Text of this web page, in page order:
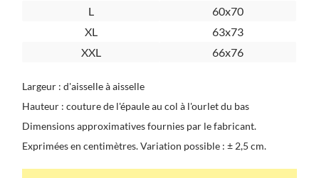
L
60x70
XL
63x73
XXL
66x76
Largeur : d'aisselle à aisselle
Hauteur : couture de l'épaule au col à l'ourlet du bas
Dimensions approximatives fournies par le fabricant.
Exprimées en centimètres. Variation possible : ± 2,5 cm.